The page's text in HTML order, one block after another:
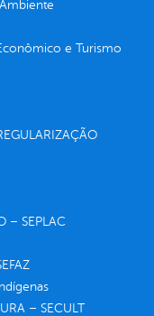
e Turismo
– SEPLAC
– SECULT